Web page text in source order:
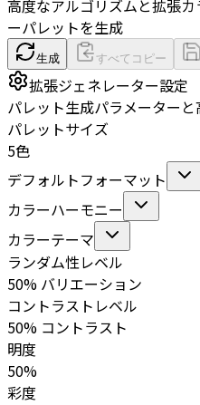
高度なアルゴリズムと拡張
ーパレットを生成
生成 すべてコピー
拡張ジェネレーター設定
パレット生成パラメーター
パレットサイズ
5色
デフォルトフォーマット
カラーハーモニー
カラーテーマ
ランダム性レベル
50% バリエーション
コントラストレベル
50% コントラスト
明度
50%
彩度